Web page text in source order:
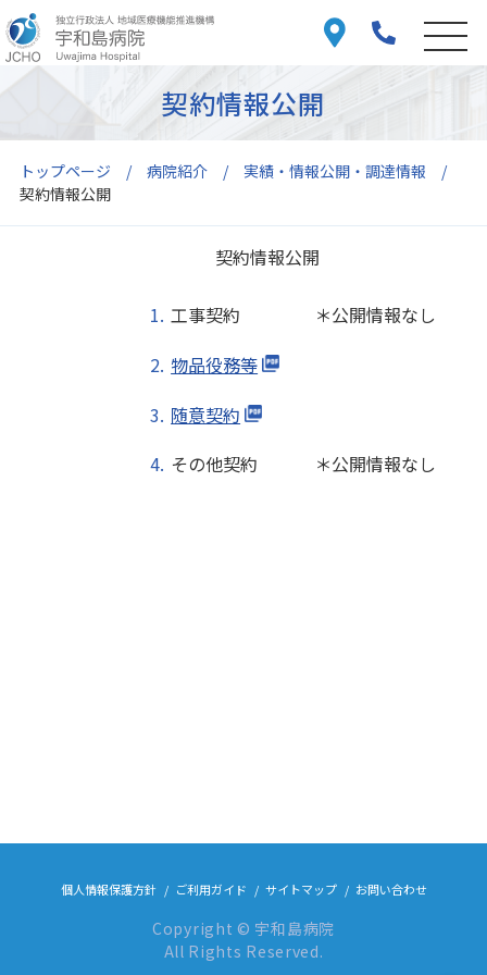
トップページ 病院紹介
実績・情報公開・調達情報
契約情報公開
契約情報公開
契約情報公開
工事契約 ＊公開情報なし
物品役務等
随意契約
その他契約 ＊公開情報なし
個人情報保護方針 ご利用ガイド サイトマップ お問い合わせ
Copyright © 宇和島病院
All Rights Reserved.